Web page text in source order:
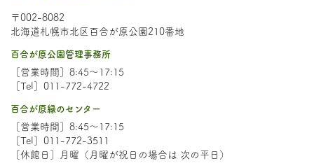
〒002-8082
北海道札幌市北区百合が原公園210番地
百合が原公園管理事務所
［営業時間］8:45～17:15
［Tel］011-772-4722
百合が原緑のセンター
［営業時間］8:45～17:15
［Tel］011-772-3511
［休館日］月曜（月曜が祝日の場合は 次の平日）